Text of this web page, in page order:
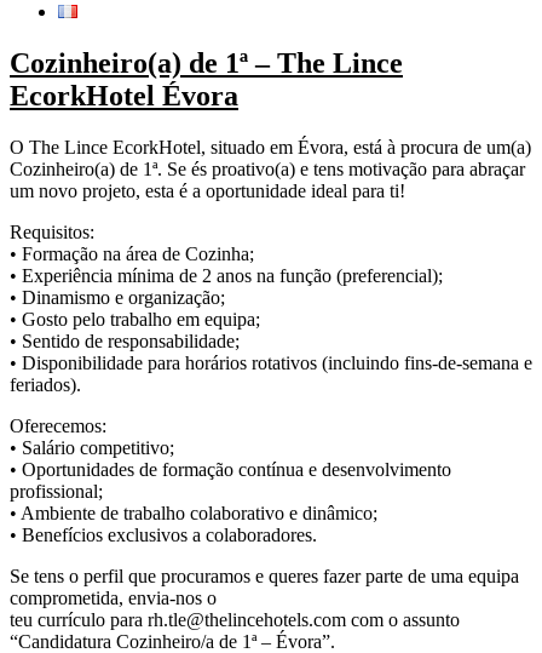
Cozinheiro(a) de 1ª – The Lince
EcorkHotel Évora
O The Lince EcorkHotel, situado em Évora, está à procura de um(a)
Cozinheiro(a) de 1ª. Se és proativo(a) e tens motivação para abraçar
um novo projeto, esta é a oportunidade ideal para ti!
Requisitos:
• Formação na área de Cozinha;
• Experiência mínima de 2 anos na função (preferencial);
• Dinamismo e organização;
• Gosto pelo trabalho em equipa;
• Sentido de responsabilidade;
• Disponibilidade para horários rotativos (incluindo fins-de-semana e
feriados).
Oferecemos:
• Salário competitivo;
• Oportunidades de formação contínua e desenvolvimento
profissional;
• Ambiente de trabalho colaborativo e dinâmico;
• Benefícios exclusivos a colaboradores.
Se tens o perfil que procuramos e queres fazer parte de uma equipa
comprometida, envia-nos o
teu currículo para rh.tle@thelincehotels.com com o assunto
“Candidatura Cozinheiro/a de 1ª – Évora”.